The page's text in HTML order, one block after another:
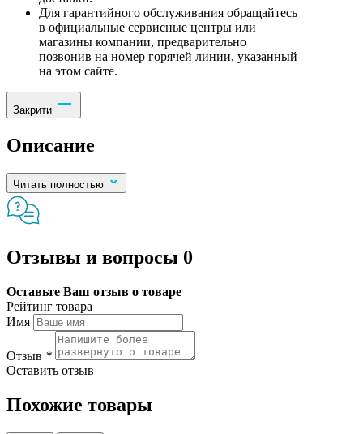
Для гарантийного обслуживания обращайтесь
в официальные сервисные центры или
магазины компании, предварительно
позвонив на номер горячей линии, указанный
на этом сайте.
Закрити
Описание
Читать полностью
Отзывы и вопросы 0
Оставьте Ваш отзыв о товаре
Рейтинг товара
Имя
Отзыв *
Оставить отзыв
Похожие товары